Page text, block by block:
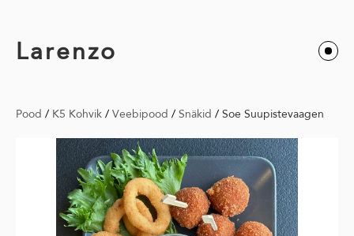
Larenzo
Pood / K5 Kohvik / Veebipood / Snäkid / Soe Suupistevaagen